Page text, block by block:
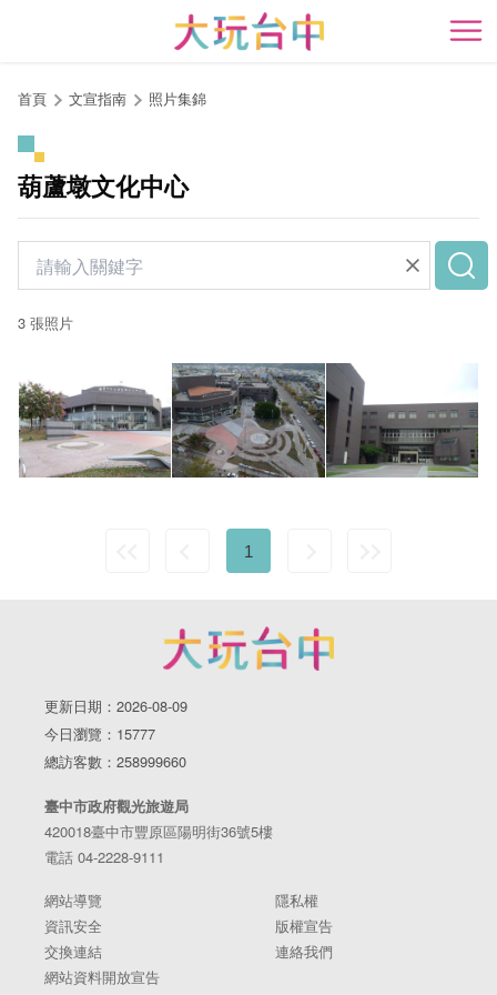
開
首頁 文宣指南 照片集錦
葫蘆墩文化中心
3 張照片
1
更新日期：2026-08-09
今日瀏覽：15777
總訪客數：258999660
臺中市政府觀光旅遊局
420018臺中市豐原區陽明街36號5樓
電話 04-2228-9111
網站導覽
隱私權
資訊安全
版權宣告
交換連結
連絡我們
網站資料開放宣告